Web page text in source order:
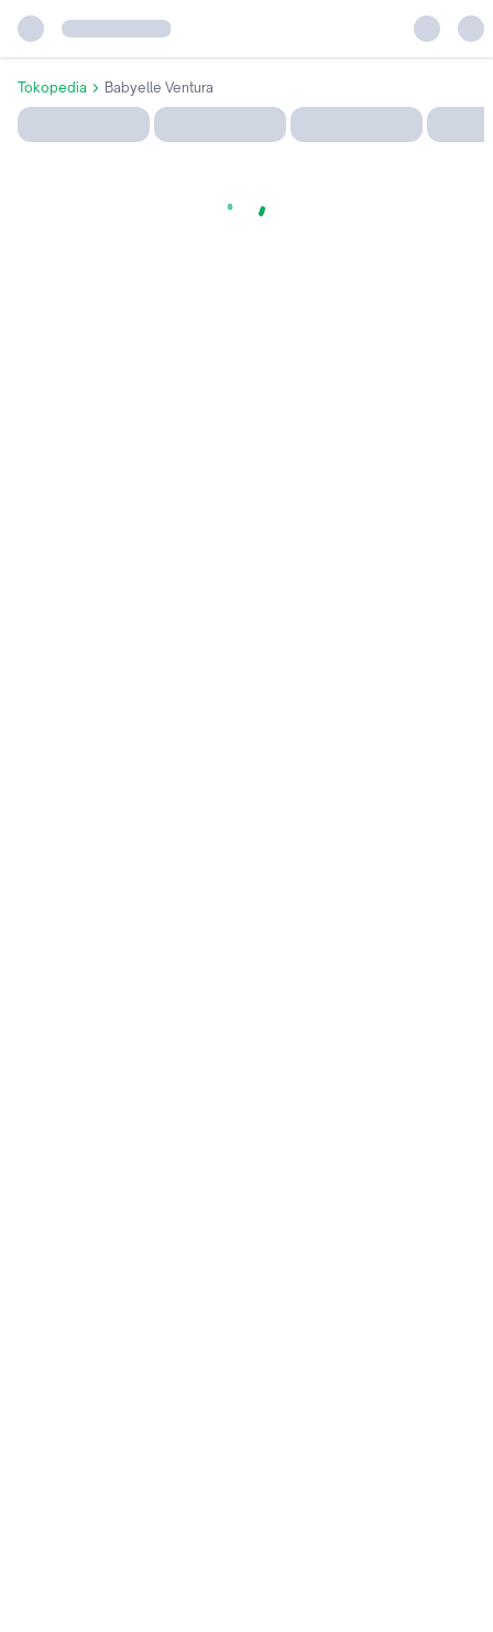
Tokopedia Babyelle Ventura